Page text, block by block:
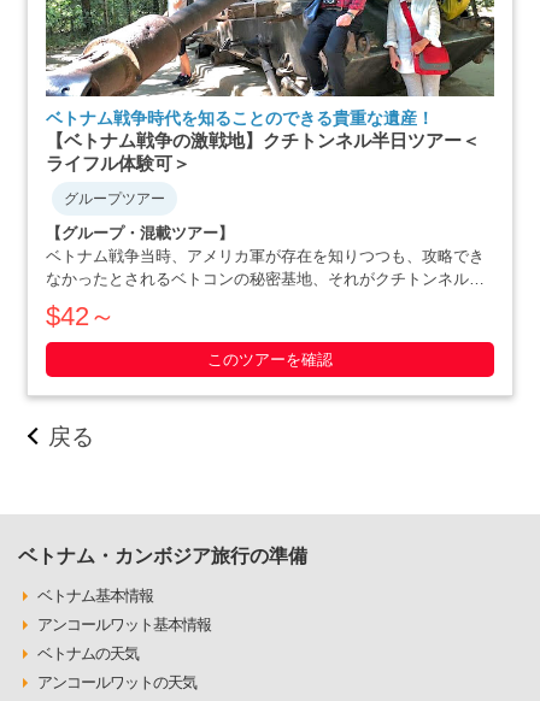
ベトナム戦争時代を知ることのできる貴重な遺産！
【ベトナム戦争の激戦地】クチトンネル半日ツアー＜
ライフル体験可＞
グループツアー
【グループ・混載ツアー】
ベトナム戦争当時、アメリカ軍が存在を知りつつも、攻略でき
なかったとされるベトコンの秘密基地、それがクチトンネルで
す。小柄な体格を活かした戦略で、アメリカ軍を撃退にまで追
いやったベトナム人の作戦の数々や彼らの暮らしぶりを追体験
できます。ホーチミン滞在最終日や、午後か・・・・・
$42～
このツアーを確認
戻る
ベトナム・カンボジア旅行の準備
ベトナム基本情報
アンコールワット基本情報
ベトナムの天気
アンコールワットの天気